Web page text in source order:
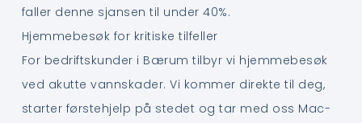
faller denne sjansen til under 40%.
Hjemmebesøk for kritiske tilfeller
For bedriftskunder i Bærum tilbyr vi hjemmebesøk
ved akutte vannskader. Vi kommer direkte til deg,
starter førstehjelp på stedet og tar med oss Mac-